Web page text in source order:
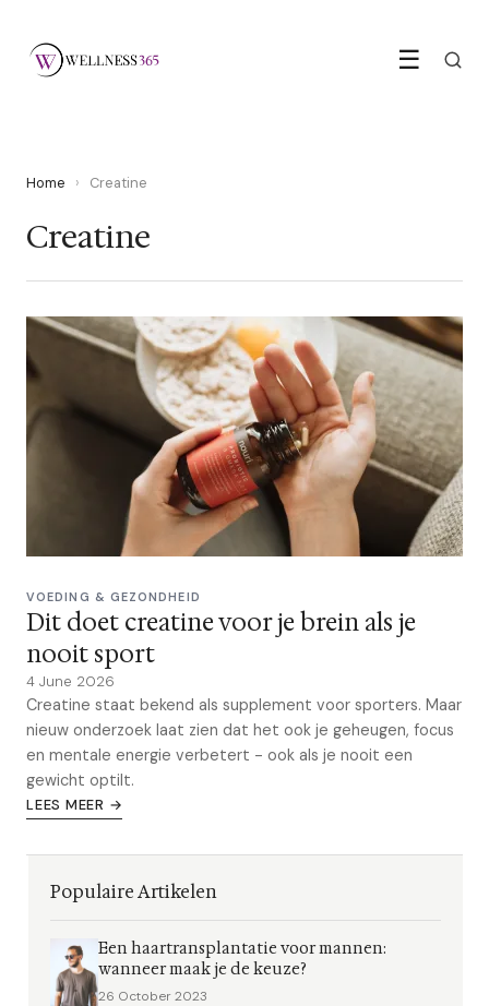
☰
Home › Creatine
Creatine
VOEDING & GEZONDHEID
Dit doet creatine voor je brein als je
nooit sport
4 June 2026
Creatine staat bekend als supplement voor sporters. Maar
nieuw onderzoek laat zien dat het ook je geheugen, focus
en mentale energie verbetert - ook als je nooit een
gewicht optilt.
LEES MEER →
Populaire Artikelen
Een haartransplantatie voor mannen:
wanneer maak je de keuze?
26 October 2023